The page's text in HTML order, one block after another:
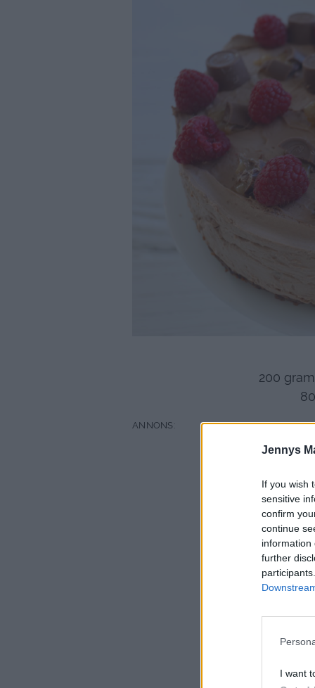
Jennys
If you wish
sensitive
confirm
continue
information
further
I want
200